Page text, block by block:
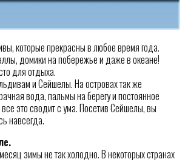
которые прекрасны в любое время года.
домики на побережье и даже в океане!
для отдыха.
и Сейшелы. На островах так же
вода, пальмы на берегу и постоянное
это сводит с ума. Посетив Сейшелы, вы
навсегда.
зимы не так холодно. В некоторых странах